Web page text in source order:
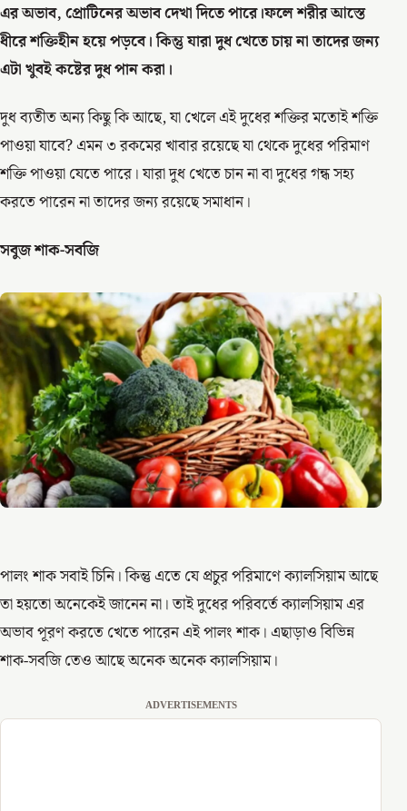
এর অভাব, প্রোটিনের অভাব দেখা দিতে পারে।ফলে শরীর আস্তে
ধীরে শক্তিহীন হয়ে পড়বে। কিন্তু যারা দুধ খেতে চায় না তাদের জন্য
এটা খুবই কষ্টের দুধ পান করা।
দুধ ব্যতীত অন্য কিছু কি আছে, যা খেলে এই দুধের শক্তির মতোই শক্তি
পাওয়া যাবে? এমন ৩ রকমের খাবার রয়েছে যা থেকে দুধের পরিমাণ
শক্তি পাওয়া যেতে পারে। যারা দুধ খেতে চান না বা দুধের গন্ধ সহ্য
করতে পারেন না তাদের জন্য রয়েছে সমাধান।
সবুজ শাক-সবজি
পালং শাক সবাই চিনি। কিন্তু এতে যে প্রচুর পরিমাণে ক্যালসিয়াম আছে
তা হয়তো অনেকেই জানেন না। তাই দুধের পরিবর্তে ক্যালসিয়াম এর
অভাব পূরণ করতে খেতে পারেন এই পালং শাক। এছাড়াও বিভিন্ন
শাক-সবজি তেও আছে অনেক অনেক ক্যালসিয়াম।
ADVERTISEMENTS